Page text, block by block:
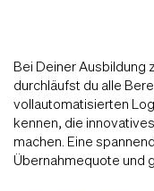
Bei Deiner Ausbildung
durchläufst du alle
vollautomatisierten
kennen, die
machen. Eine
Übernahmequote und